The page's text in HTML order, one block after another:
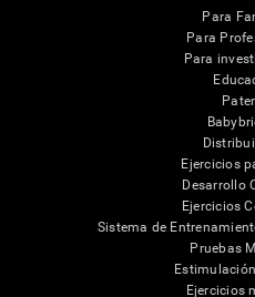
Para
Para
Para
Ejercicios
Desarrollo
Ejercicios
Sistema de
Pruebas
Ejercicios